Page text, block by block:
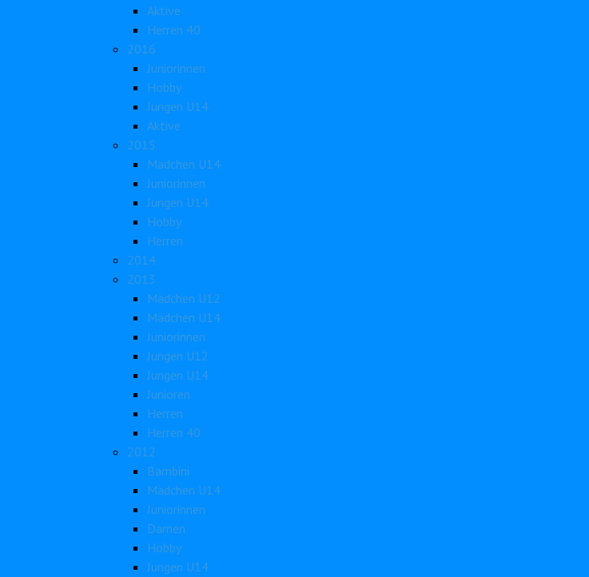
Aktive
Herren 40
2016
Juniorinnen
Hobby
Jungen U14
Aktive
2015
Mädchen U14
Juniorinnen
Jungen U14
Hobby
Herren
2014
2013
Mädchen U12
Mädchen U14
Juniorinnen
Jungen U12
Jungen U14
Junioren
Herren
Herren 40
2012
Bambini
Mädchen U14
Juniorinnen
Damen
Hobby
Jungen U14